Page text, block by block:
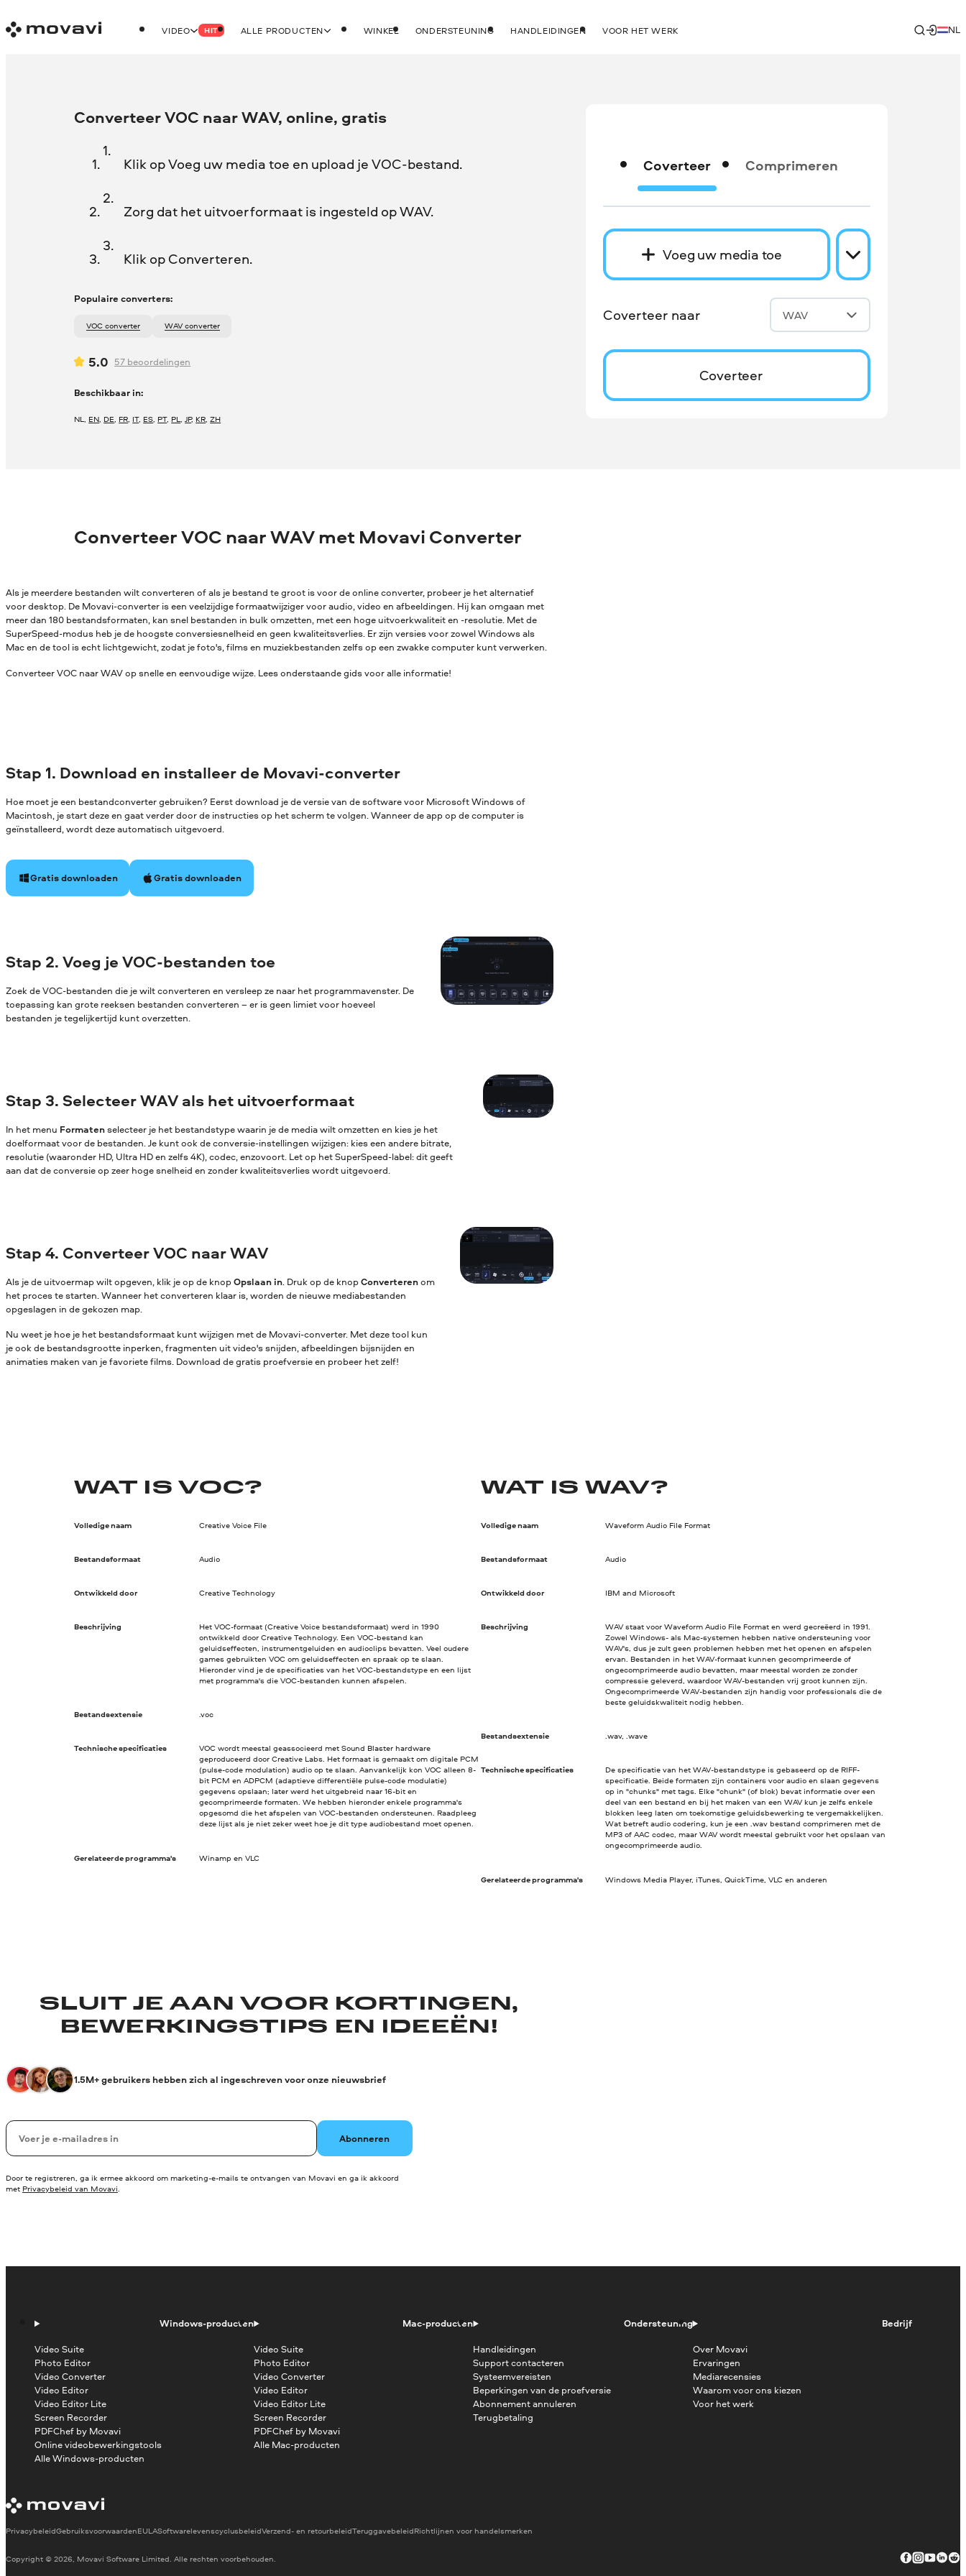
VIDEO HIT ALLE PRODUCTEN WINKEL ONDERSTEUNING HANDLEIDINGEN VOOR HET WERK NL
Converteer VOC naar WAV, online, gratis
Klik op Voeg uw media toe en upload je VOC-bestand.
Zorg dat het uitvoerformaat is ingesteld op WAV.
Klik op Converteren.
Populaire converters:
VOC converter WAV converter
5.0 57 beoordelingen
Beschikbaar in:
NL, EN, DE, FR, IT, ES, PT, PL,JP, KR,ZH
Coverteer Comprimeren
Voeg uw media toe
Coverteer naar WAV
Coverteer
Converteer VOC naar WAV met Movavi Converter
Als je meerdere bestanden wilt converteren of als je bestand te groot is voor de online converter, probeer je het alternatief
voor desktop. De Movavi-converter is een veelzijdige formaatwijziger voor audio, video en afbeeldingen. Hij kan omgaan met
meer dan 180 bestandsformaten, kan snel bestanden in bulk omzetten, met een hoge uitvoerkwaliteit en -resolutie. Met de
SuperSpeed-modus heb je de hoogste conversiesnelheid en geen kwaliteitsverlies. Er zijn versies voor zowel Windows als
Mac en de tool is echt lichtgewicht, zodat je foto's, films en muziekbestanden zelfs op een zwakke computer kunt verwerken.
Converteer VOC naar WAV op snelle en eenvoudige wijze. Lees onderstaande gids voor alle informatie!
Stap 1. Download en installeer de Movavi-converter
Hoe moet je een bestandconverter gebruiken? Eerst download je de versie van de software voor Microsoft Windows of
Macintosh, je start deze en gaat verder door de instructies op het scherm te volgen. Wanneer de app op de computer is
geïnstalleerd, wordt deze automatisch uitgevoerd.
Gratis downloaden Gratis downloaden
Stap 2. Voeg je VOC-bestanden toe
Zoek de VOC-bestanden die je wilt converteren en versleep ze naar het programmavenster. De
toepassing kan grote reeksen bestanden converteren – er is geen limiet voor hoeveel
bestanden je tegelijkertijd kunt overzetten.
Stap 3. Selecteer WAV als het uitvoerformaat
In het menu Formatenselecteer je het bestandstype waarin je de media wilt omzetten en kies je het
doelformaat voor de bestanden. Je kunt ook de conversie-instellingen wijzigen: kies een andere bitrate,
resolutie (waaronder HD, Ultra HD en zelfs 4K), codec, enzovoort. Let op het SuperSpeed-label: dit geeft
aan dat de conversie op zeer hoge snelheid en zonder kwaliteitsverlies wordt uitgevoerd.
Stap 4. Converteer VOC naar WAV
Als je de uitvoermap wilt opgeven, klik je op de knopOpslaan in. Druk op de knopConverterenom
het proces te starten. Wanneer het converteren klaar is, worden de nieuwe mediabestanden
opgeslagen in de gekozen map.
Nu weet je hoe je het bestandsformaat kunt wijzigen met de Movavi-converter. Met deze tool kun
je ook de bestandsgrootte inperken, fragmenten uit video's snijden, afbeeldingen bijsnijden en
animaties maken van je favoriete films. Download de gratis proefversie en probeer het zelf!
WAT IS VOC?
Volledige naam Creative Voice File
Bestandsformaat Audio
Ontwikkeld door Creative Technology
Beschrijving
Het VOC-formaat (Creative Voice bestandsformaat) werd in 1990
ontwikkeld door Creative Technology. Een VOC-bestand kan
geluidseffecten, instrumentgeluiden en audioclips bevatten. Veel oudere
games gebruikten VOC om geluidseffecten en spraak op te slaan.
Hieronder vind je de specificaties van het VOC-bestandstype en een lijst
met programma's die VOC-bestanden kunnen afspelen.
Bestandsextensie .voc
Technische specificaties
VOC wordt meestal geassocieerd met Sound Blaster hardware
geproduceerd door Creative Labs. Het formaat is gemaakt om digitale PCM
(pulse-code modulation) audio op te slaan. Aanvankelijk kon VOC alleen 8-
bit PCM en ADPCM (adaptieve differentiële pulse-code modulatie)
gegevens opslaan; later werd het uitgebreid naar 16-bit en
gecomprimeerde formaten. We hebben hieronder enkele programma's
opgesomd die het afspelen van VOC-bestanden ondersteunen. Raadpleeg
deze lijst als je niet zeker weet hoe je dit type audiobestand moet openen.
Gerelateerde programma's Winamp en VLC
WAT IS WAV?
Volledige naam Waveform Audio File Format
Bestandsformaat Audio
Ontwikkeld door IBM and Microsoft
Beschrijving
WAV staat voor Waveform Audio File Format en werd gecreëerd in 1991.
Zowel Windows- als Mac-systemen hebben native ondersteuning voor
WAV's, dus je zult geen problemen hebben met het openen en afspelen
ervan. Bestanden in het WAV-formaat kunnen gecomprimeerde of
ongecomprimeerde audio bevatten, maar meestal worden ze zonder
compressie geleverd, waardoor WAV-bestanden vrij groot kunnen zijn.
Ongecomprimeerde WAV-bestanden zijn handig voor professionals die de
beste geluidskwaliteit nodig hebben.
Bestandsextensie .wav, .wave
Technische specificaties
De specificatie van het WAV-bestandstype is gebaseerd op de RIFF-
specificatie. Beide formaten zijn containers voor audio en slaan gegevens
op in "chunks" met tags. Elke "chunk" (of blok) bevat informatie over een
deel van een bestand en bij het maken van een WAV kun je zelfs enkele
blokken leeg laten om toekomstige geluidsbewerking te vergemakkelijken.
Wat betreft audio codering, kun je een .wav bestand comprimeren met de
MP3 of AAC codec, maar WAV wordt meestal gebruikt voor het opslaan van
ongecomprimeerde audio.
Gerelateerde programma's Windows Media Player, iTunes, QuickTime, VLC en anderen
SLUIT JE AAN VOOR KORTINGEN,
BEWERKINGSTIPS EN IDEEËN!
1.5M+ gebruikers hebben zich al ingeschreven voor onze nieuwsbrief
Uw e-mail Abonneren
Door te registreren, ga ik ermee akkoord om marketing-e-mails te ontvangen van Movavi en ga ik akkoord
met Privacybeleid van Movavi
Windows-producten
Video Suite
Photo Editor
Video Converter
Video Editor
Video Editor Lite
Screen Recorder
PDFChef by Movavi
Online videobewerkingstools
Alle Windows-producten
Mac-producten
Video Suite
Photo Editor
Video Converter
Video Editor
Video Editor Lite
Screen Recorder
PDFChef by Movavi
Alle Mac-producten
Ondersteuning
Handleidingen
Support contacteren
Systeemvereisten
Beperkingen van de proefversie
Abonnement annuleren
Terugbetaling
Bedrijf
Over Movavi
Ervaringen
Mediarecensies
Waarom voor ons kiezen
Voor het werk
Copyright © 2026, Movavi Software Limited. Alle rechten voorbehouden.
PrivacybeleidGebruiksvoorwaardenEULASoftwarelevenscyclusbeleidVerzend- en retourbeleidTeruggavebeleidRichtlijnen voor handelsmerken